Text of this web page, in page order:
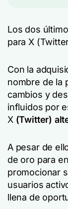
Los dos
para X
Con la
nombre de la
cambios y
influidos por
X (Twitter)
A pesar de
de oro para
promocionar
usuarios
llena de